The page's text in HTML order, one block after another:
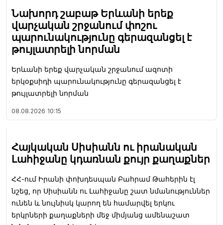
Նախորդ շաբաթ Երևանի երեք
վարչական շրջանում փոշու
պարունակությունը գերազանցել է
թույլատրելի նորման
Երևանի երեք վարչական շրջանում ազոտի
երկօքսիդի պարունակությունը գերազանցել է
թույլատրելի նորման
08.08.2026 10:15
Հայկական Սիսիանն ու իրանական
Լահիջանը կդառնան քույր քաղաքներ
ՀՀ-ում Իրանի փոխդեսպան Բահրամ Թահերին էլ
նշեց, որ Սիսիանն ու Լահիջանը շատ նմանություններ
ունեն և նույնիսկ կարող են համարվել երկու
երկրների քաղաքների մեջ միմյանց ամենաշատ